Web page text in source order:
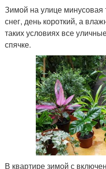
Зимой на улице минусовая
снег, день короткий, а
таких условиях все
спячке.
В квартире зимой с